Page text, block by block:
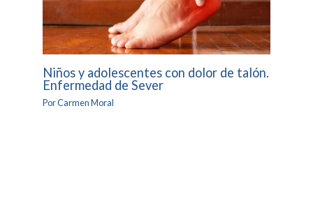
Niños y adolescentes con dolor de talón.
Enfermedad de Sever
PorCarmen Moral